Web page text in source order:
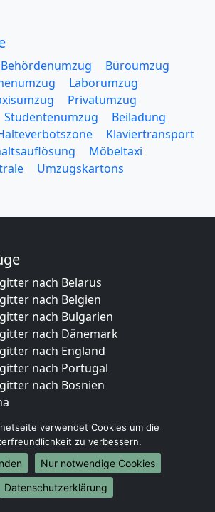
Behördenumzug
Büroumzug
Laborumzug
Privatumzug
Studentenumzug
Beiladung
Klaviertransport
Möbeltaxi
Umzugskartons
nach Belarus
nach Belgien
nach Bulgarien
nach Dänemark
nach England
nach Portugal
nach Bosnien
nach Lettland
nach Zypern
nach Kroatien
nach Estland
verwendet Cookies um die
zu verbessern.
Nur notwendige Cookies
Datenschutzerklärung